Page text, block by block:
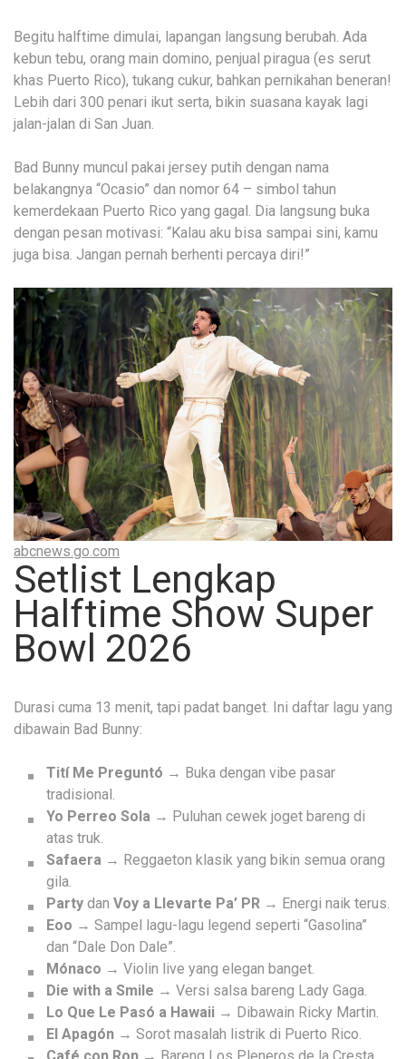
Begitu halftime dimulai, lapangan langsung berubah. Ada
kebun tebu, orang main domino, penjual piragua (es serut
khas Puerto Rico), tukang cukur, bahkan pernikahan beneran!
Lebih dari 300 penari ikut serta, bikin suasana kayak lagi
jalan-jalan di San Juan.
Bad Bunny muncul pakai jersey putih dengan nama
belakangnya “Ocasio” dan nomor 64 – simbol tahun
kemerdekaan Puerto Rico yang gagal. Dia langsung buka
dengan pesan motivasi: “Kalau aku bisa sampai sini, kamu
juga bisa. Jangan pernah berhenti percaya diri!”
abcnews.go.com
Setlist Lengkap
Halftime Show Super
Bowl 2026
Durasi cuma 13 menit, tapi padat banget. Ini daftar lagu yang
dibawain Bad Bunny:
Tití Me Preguntó → Buka dengan vibe pasar
tradisional.
Yo Perreo Sola → Puluhan cewek joget bareng di
atas truk.
Safaera → Reggaeton klasik yang bikin semua orang
gila.
Party dan Voy a Llevarte Pa’ PR → Energi naik terus.
Eoo → Sampel lagu-lagu legend seperti “Gasolina”
dan “Dale Don Dale”.
Mónaco → Violin live yang elegan banget.
Die with a Smile → Versi salsa bareng Lady Gaga.
Lo Que Le Pasó a Hawaii → Dibawain Ricky Martin.
El Apagón → Sorot masalah listrik di Puerto Rico.